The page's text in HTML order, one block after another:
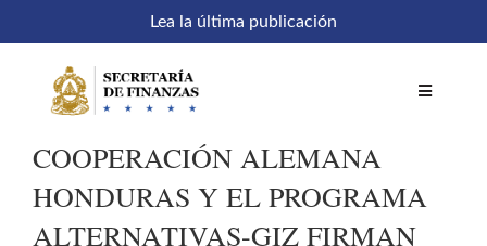
contenido
Lea la última publicación
Toggle
Inicio
Comités
COOPERACIÓN ALEMANA
HONDURAS Y EL PROGRAMA
ALTERNATIVAS-GIZ FIRMAN